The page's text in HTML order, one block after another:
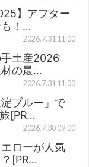
】アフター
も！…
2026.7.31 11:00
手土産2026
材の最…
2026.7.31 11:00
ブルー」で
[PR…
2026.7.30 09:00
ローが人気
？[PR…